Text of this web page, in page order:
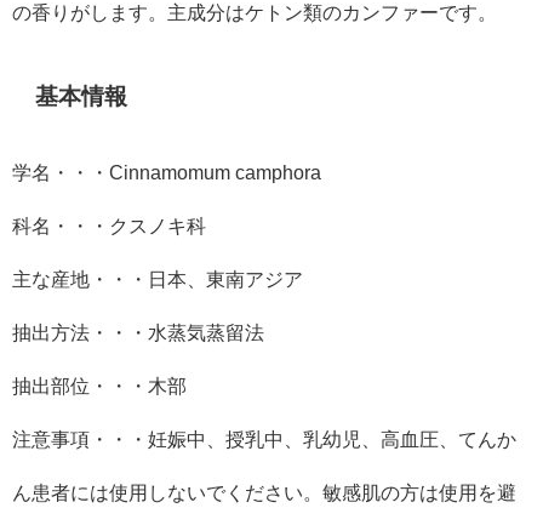
の香りがします。主成分はケトン類のカンファーです。
基本情報
学名・・・ Cinnamomum camphora
科名・・・クスノキ科
主な産地・・・日本、東南アジア
抽出方法・・・水蒸気蒸留法
抽出部位・・・木部
注意事項・・・妊娠中、授乳中、乳幼児、高血圧、てんか
ん患者には使用しないでください。敏感肌の方は使用を避